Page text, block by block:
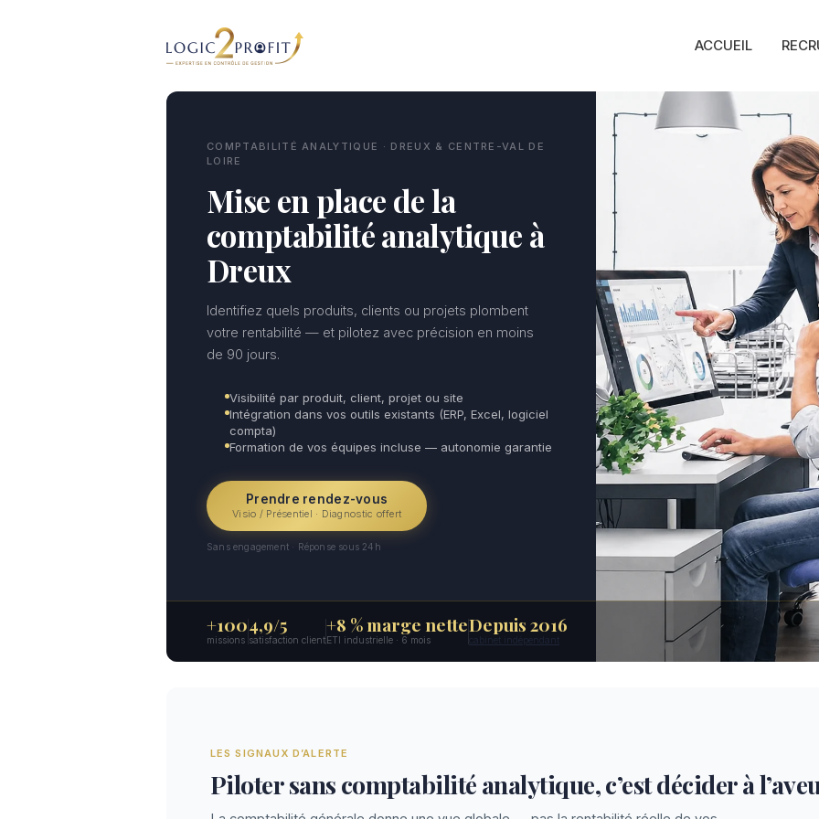
ACCUEIL
COMPTABILITÉ ANALYTIQUE · DREUX & CENTRE-VAL DE
LOIRE
Mise en place de la
comptabilité analytique à
Dreux
Identifiez quels produits, clients ou projets plombent
votre rentabilité — et pilotez avec précision en moins
de 90 jours.
Visibilité par produit, client, projet ou site
Intégration dans vos outils existants (ERP, Excel, logiciel
compta)
Formation de vos équipes incluse — autonomie garantie
Prendre rendez-vous
Visio / Présentiel · Diagnostic offert
Sans engagement · Réponse sous 24h
+100
missions
4,9/5
satisfaction client
+8 % marge nette
ETI industrielle · 6 mois
Depuis 2016
cabinet indépendant
LES SIGNAUX D’ALERTE
Piloter sans comptabilité analytique, c’est décider à